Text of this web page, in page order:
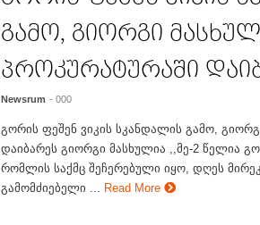
გამო, გიორგი
პროკურატურაში
Newsrum - 000
გორის ფეშენ ვიკის სკანდალის გამო,
დაიბარეს გიორგი მასხულია ,,მე-2 წელია
რომლის საქმც შეჩერებული იყო, დღეს
გამომძიებელი ... Read More